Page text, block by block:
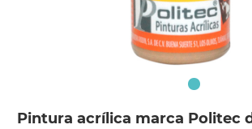
Pintura acrílica marca Politec